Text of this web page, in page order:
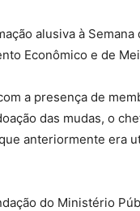
alusiva à
Econômico e de
a presença de
das mudas, o
anteriormente era
do Ministério